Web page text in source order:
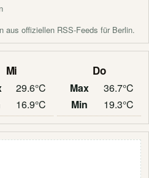
aus offiziellen RSS-Feeds für Berlin.
Mi
29.6°C
16.9°C
Do
Max
36.7°C
Min
19.3°C